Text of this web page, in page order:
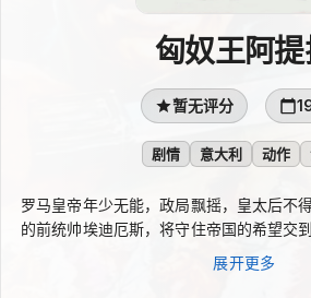
匈奴王阿
暂无评分
剧情 意大利 动作
罗马皇帝年少无能，政局飘摇，皇太后不
的前统帅埃迪厄斯，将守住帝国的希望交
深沉，一边借匈奴王阿提拉之力吞并邻邦
强敌。英勇的阿提拉最终饮下新婚妻子的
展开更多